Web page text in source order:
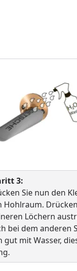
3:
Sie nun den
Hohlraum.
Löchern
bei dem anderen
gut mit Wasser,